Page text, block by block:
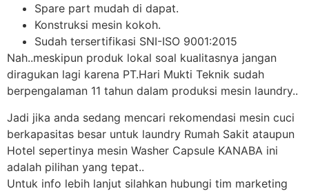
Spare part mudah di dapat.
Konstruksi mesin kokoh.
Sudah tersertifikasi SNI-ISO 9001:2015
Nah..meskipun produk lokal soal kualitasnya jangan
diragukan lagi karena PT.Hari Mukti Teknik sudah
berpengalaman 11 tahun dalam produksi mesin laundry..
Jadi jika anda sedang mencari rekomendasi mesin cuci
berkapasitas besar untuk laundry Rumah Sakit ataupun
Hotel sepertinya mesin Washer Capsule KANABA ini
adalah pilihan yang tepat..
Untuk info lebih lanjut silahkan hubungi tim marketing